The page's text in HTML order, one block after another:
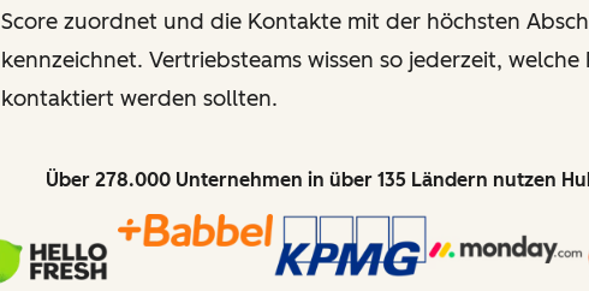
Score zuordnet und die Kontakte mit der höchsten
kennzeichnet. Vertriebsteams wissen so jederzeit, welche
kontaktiert werden sollten.
Über 278.000 Unternehmen in über 135 Ländern nutzen